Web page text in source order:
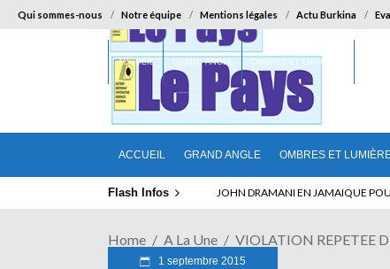
Qui sommes-nous Notre équipe Mentions légales Actu Burkina
ACCUEIL GRAND ANGLE OMBRES ET
ACCUEIL GRAND ANGLE OMBRES ET LUMIÈRES
Flash Infos ELECTION DE TALON A LA TETE
Home A La Une VIOLATION REPETEE
1 septembre 2015